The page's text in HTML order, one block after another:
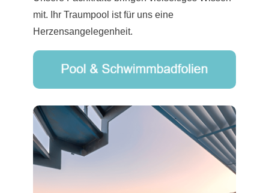
mit. Ihr Traumpool ist für uns eine
Herzensangelegenheit.